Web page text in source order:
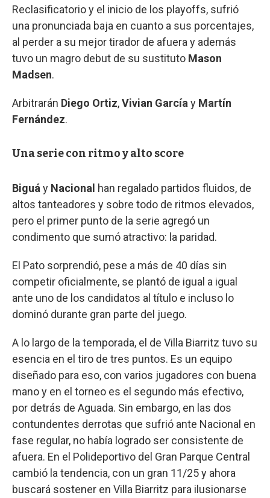
Reclasificatorio y el inicio de los playoffs, sufrió
una pronunciada baja en cuanto a sus porcentajes,
al perder a su mejor tirador de afuera y además
tuvo un magro debut de su sustituto Mason
Madsen.
Arbitrarán Diego Ortiz,Vivian García y Martín
Fernández.
Una serie con ritmo y alto score
Biguá y Nacional han regalado partidos fluidos, de
altos tanteadores y sobre todo de ritmos elevados,
pero el primer punto de la serie agregó un
condimento que sumó atractivo: la paridad.
El Pato sorprendió, pese a más de 40 días sin
competir oficialmente, se plantó de igual a igual
ante uno de los candidatos al título e incluso lo
dominó durante gran parte del juego.
A lo largo de la temporada, el de Villa Biarritz tuvo su
esencia en el tiro de tres puntos. Es un equipo
diseñado para eso, con varios jugadores con buena
mano y en el torneo es el segundo más efectivo,
por detrás de Aguada. Sin embargo, en las dos
contundentes derrotas que sufrió ante Nacional en
fase regular, no había logrado ser consistente de
afuera. En el Polideportivo del Gran Parque Central
cambió la tendencia, con un gran 11/25 y ahora
buscará sostener en Villa Biarritz para ilusionarse